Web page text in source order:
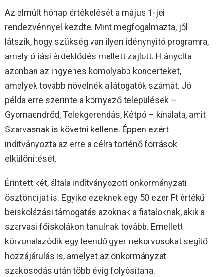
Az elmúlt hónap értékelését a május 1-jei
rendezvénnyel kezdte. Mint megfogalmazta, jól
látszik, hogy szükség van ilyen idénynyitó programra,
amely óriási érdeklődés mellett zajlott. Hiányolta
azonban az ingyenes komolyabb koncerteket,
amelyek tovább növelnék a látogatók számát. Jó
példa erre szerinte a környező települések –
Gyomaendrőd, Telekgerendás, Kétpó – kínálata, amit
Szarvasnak is követni kellene. Éppen ezért
indítványozta az erre a célra történő források
elkülönítését.
Érintett két, általa indítványozott önkormányzati
ösztöndíjat is. Egyike ezeknek egy 50 ezer Ft értékű
beiskolázási támogatás azoknak a fiataloknak, akik a
szarvasi főiskolákon tanulnak tovább. Emellett
körvonalazódik egy leendő gyermekorvosokat segítő
hozzájárulás is, amelyet az önkormányzat
szakosodás után több évig folyósítana.